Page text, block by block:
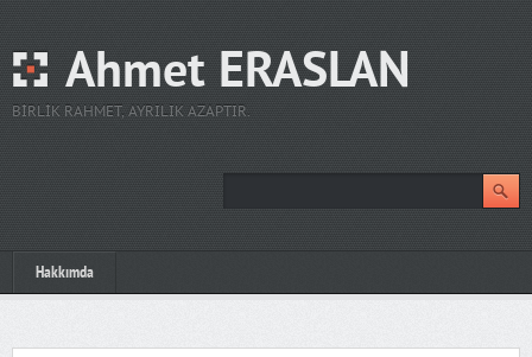
Ahmet ERASLAN
BIRLIK RAHMET, AYRILIK AZAPTIR.
Hakkımda